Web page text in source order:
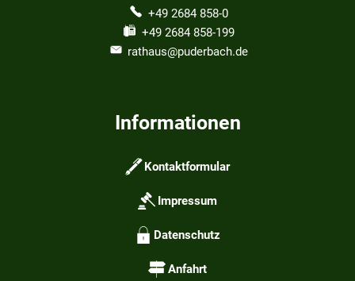
+49 2684 858-0
+49 2684 858-199
rathaus@puderbach.de
Informationen
Kontaktformular
Impressum
Datenschutz
Anfahrt